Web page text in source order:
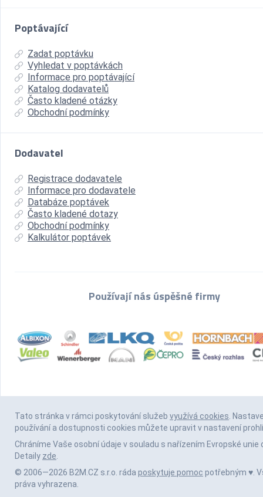
Poptávající
Zadat poptávku
Vyhledat v poptávkách
Informace pro poptávající
Katalog dodavatelů
Často kladené otázky
Obchodní podmínky
Dodavatel
Registrace dodavatele
Informace pro dodavatele
Databáze poptávek
Často kladené dotazy
Obchodní podmínky
Kalkulátor poptávek
Používají nás úspěšné firmy
Tato stránka v rámci poskytování služeb využívá cookies.
používání a dostupnosti cookies můžete upravit v nastavení
Chráníme Vaše osobní údaje v souladu s nařízením Evropské unie
Detaily zde.
© 2006—2026 B2M.CZ s.r.o. ráda poskytuje pomoc potřebným ♥️.
práva vyhrazena.